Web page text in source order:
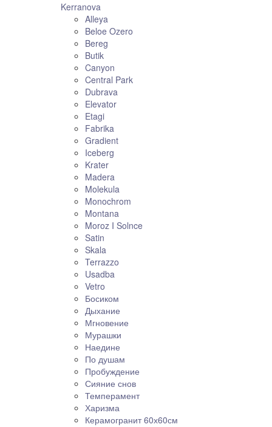
Kerranova
Alleya
Beloe Ozero
Bereg
Butik
Canyon
Central Park
Dubrava
Elevator
Etagi
Fabrika
Gradient
Iceberg
Krater
Madera
Molekula
Monochrom
Montana
Moroz I Solnce
Satin
Skala
Terrazzo
Usadba
Vetro
Босиком
Дыхание
Мгновение
Мурашки
Наедине
По душам
Пробуждение
Сияние снов
Темперамент
Харизма
Керамогранит 60х60см